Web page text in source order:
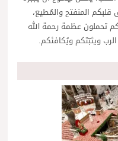
قلبكم المنفتح والمُطيع،
تحملون عظمة رحمة الله
ويثبّتكم ويُكافئكم.